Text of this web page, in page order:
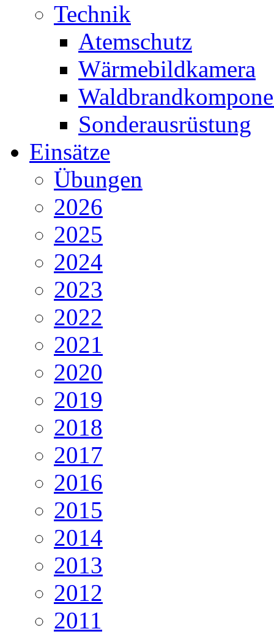
Technik
Atemschutz
Wärmebildkamera
Sonderausrüstung
Einsätze
Übungen
2026
2025
2024
2023
2022
2021
2020
2019
2018
2017
2016
2015
2014
2013
2012
2011